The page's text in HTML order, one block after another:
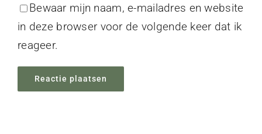
Bewaar mijn naam, e-mailadres en website
in deze browser voor de volgende keer dat ik
reageer.